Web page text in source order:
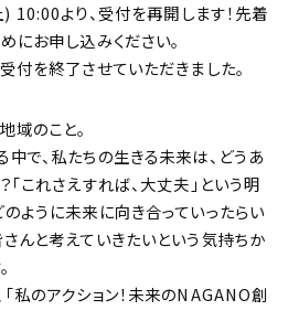
10:00より、受付を再開します！先着
にお申し込みください。
付を終了させていただきました。
域のこと。
で、私たちの生きる未来は、どうあ
「これさえすれば、大丈夫」という明
ように未来に向き合っていったらい
んと考えていきたいという気持ちか
私のアクション！未来のNAGANO創